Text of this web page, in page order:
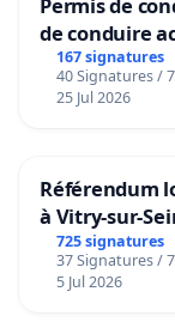
de conduire
Bruxelles
167 signatures
40 Signatures /
25 Jul 2026
Référendum
à Vitry-sur-
725 signatures
37 Signatures /
5 Jul 2026